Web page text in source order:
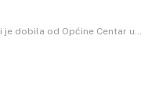
Općine Centar ustupa Ismailu Zulfiću